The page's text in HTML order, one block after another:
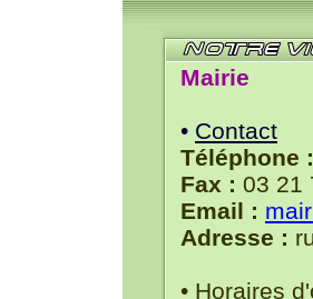
Mairie
• Contact
Téléphone :
Fax : 03 21
Email :
Adresse :
• Horaires